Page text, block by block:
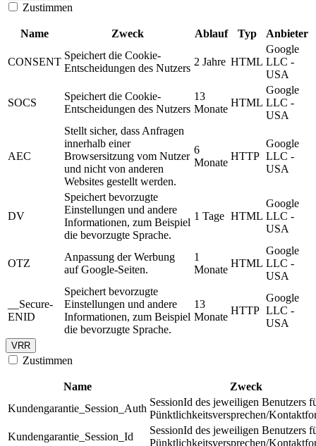
Zustimmen
Name Zweck Ablauf Typ Anbieter
CONSENT
Speichert die Cookie-
Entscheidungen des Nutzers
2 Jahre HTML
Google
LLC -
USA
SOCS
Speichert die Cookie-
Entscheidungen des Nutzers
13
Monate
HTML
Google
LLC -
USA
AEC
Stellt sicher, dass Anfragen
innerhalb einer
Browsersitzung vom Nutzer
und nicht von anderen
Websites gestellt werden.
6
Monate
HTTP
Google
LLC -
USA
DV
Speichert bevorzugte
Einstellungen und andere
Informationen, zum Beispiel
die bevorzugte Sprache.
1 Tage HTML
Google
LLC -
USA
OTZ
Anpassung der Werbung
auf Google-Seiten.
1
Monate
HTML
Google
LLC -
USA
__Secure-
ENID
Speichert bevorzugte
Einstellungen und andere
Informationen, zum Beispiel
die bevorzugte Sprache.
13
Monate
HTTP
Google
LLC -
USA
VRR
Zustimmen
Name
Zweck
Kundengarantie_Session_Auth
SessionId des jeweiligen Benutzers
Pünktlichkeitsversprechen/
Kundengarantie_Session_Id
SessionId des jeweiligen Benutzers
Pünktlichkeitsversprechen/